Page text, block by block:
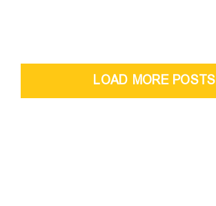
LOAD MORE POSTS